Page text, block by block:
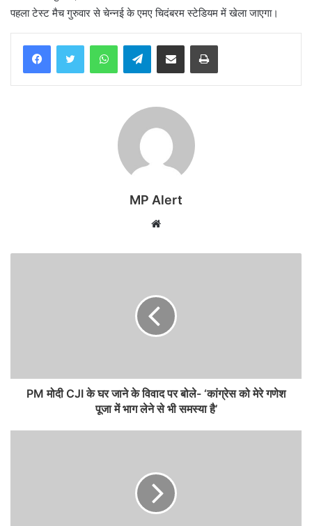
पहला टेस्ट मैच गुरुवार से चेन्नई के एमए चिदंबरम स्टेडियम में खेला जाएगा।
WhatsAppTelegramShare via Email Print
MP Alert
Website
PM मोदी CJI के घर जाने के विवाद पर बोले- ‘कांग्रेस को मेरे गणेश
पूजा में भाग लेने से भी समस्या है’